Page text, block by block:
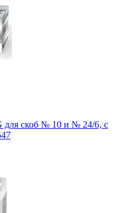
для скоб № 10 и № 24/6, с